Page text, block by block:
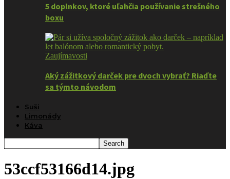
5 doplnkov, ktoré uľahčia používanie strešného
boxu
Zaujímavosti
Aký zážitkový darček pre dvoch vybrať? Riaďte
sa týmto návodom
Suši
Limonády
Káva
53ccf53166d14.jpg